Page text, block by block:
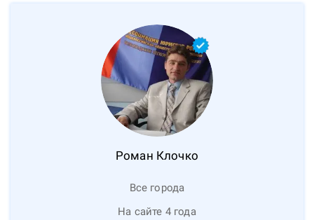
Роман Клочко
Все города
На сайте 4 года